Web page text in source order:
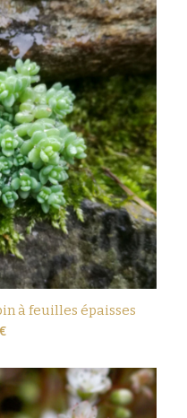
à feuilles épaisses
€